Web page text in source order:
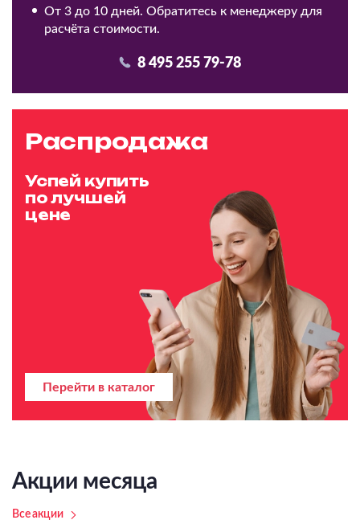
От 3 до 10 дней. Обратитесь к менеджеру для
расчёта стоимости.
8 495 255 79-78
Распродажа
Успей купить
по лучшей
цене
Перейти в каталог
Акции месяца
Все акции